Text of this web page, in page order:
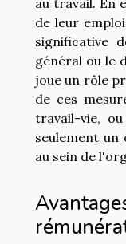
au travail. En
de leur
significative
général ou le
joue un rôle
de ces
travail-vie,
seulement
au sein de